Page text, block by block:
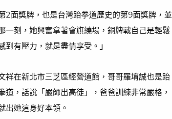
2面獎牌，也是台灣跆拳道歷史的第9面獎牌，並
一刻，她興奮拿著會旗繞場，銅牌戰自己是輕鬆
有壓力，就是盡情享受。」
祥在新北市三芝區經營道館，哥哥羅堉誠也是跆
道，話說「嚴師出高徒」，爸爸訓練非常嚴格，
出她這身好本領。